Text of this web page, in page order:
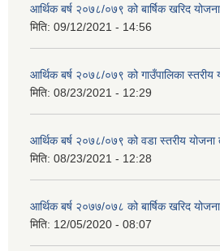
आर्थिक बर्ष २०७८/०७९ को बार्षिक खरिद योजना
मिति: 09/12/2021 - 14:56
आर्थिक बर्ष २०७८/०७९ को गाउँपालिका स्तरीय
मिति: 08/23/2021 - 12:29
आर्थिक बर्ष २०७८/०७९ को वडा स्तरीय योजना
मिति: 08/23/2021 - 12:28
आर्थिक बर्ष २०७७/०७८ को बार्षिक खरिद योजना
मिति: 12/05/2020 - 08:07